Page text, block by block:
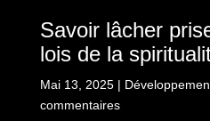
Savoir lâcher
lois de la
Mai 13, 2025|
commentaires